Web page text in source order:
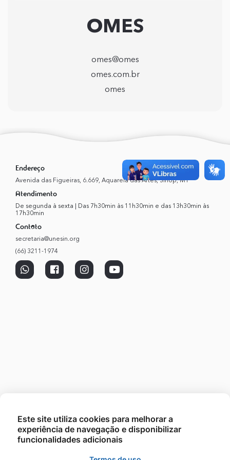
OMES
omes@omes
omes.com.br
omes
Endereço
Avenida das Figueiras, 6.669, Aquarela das Artes, Sinop, MT
Atendimento
De segunda à sexta | Das 7h30min às 11h30min e das 13h30min às
17h30min
Contato
secretaria@unesin.org
(66) 3211-1974
Este site utiliza cookies para melhorar a
experiência de navegação e disponibilizar
funcionalidades adicionais